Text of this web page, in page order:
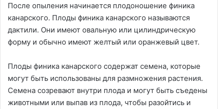
После опыления начинается плодоношение финика
канарского. Плоды финика канарского называются
дактили. Они имеют овальную или цилиндрическую
форму и обычно имеют желтый или оранжевый цвет.
Плоды финика канарского содержат семена, которые
могут быть использованы для размножения растения.
Семена созревают внутри плода и могут быть съедены
животными или выпав из плода, чтобы разойтись и